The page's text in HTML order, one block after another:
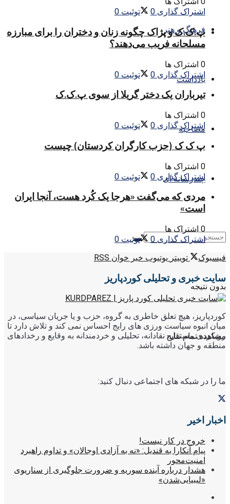
فرهنگ و هنر
یادداشت
مصاحبه
چندرسانه ای
بدون نتیجه
مشاهده تمام نتایج
اشتراک گذاری 0 توئیت 0
پ.ک.ک و پژاک چگونه زنان و دختران را برای مبارزه
مسلحانه فریب می‌دهند؟
0 اشتراک ها
اشتراک گذاری 0 توئیت 0
تیرباران یک دختر گریلا از سوی پ.ک.ک
0 اشتراک ها
اشتراک گذاری 0 توئیت 0
پ ک ک (حزب کارگران کردستان) چیست
0 اشتراک ها
اشتراک گذاری 0 توئیت 0
مردی که می‌گفت «هرجا یک کُرد هست، آنجا ایران
است»
0 اشتراک ها
اشتراک گذاری 0 توئیت 0
فیسبوک
توییتر یوتیوب خبر خوان RSS
سایت خبری و تحلیلی کوردپاریز
کوردپاریز، هیچ تعلق خاطری به گروه، حزب و یا جریان سیاسی، در
میان انبوه سیاست ورزی های رایج احساس نمی کند و تلاش دارد تا
رویکردی مستقل، نقادانه، تحلیلی و خردمندانه به وقایع و رخدادهای
منطقه و جهان داشته باشد.
ما را در شبکه های اجتماعی دنبال کنید:
اخبار اخیر
خروج در کار نیست!
پیام آنکارا به قندیل: «نه به آزادی اوجالان» و تداوم راهبرد
امنیت‌محور
هشدار درباره آینده سوریه و ضرورت جلوگیری از سناریوی
«لیبیایی‌شدن»